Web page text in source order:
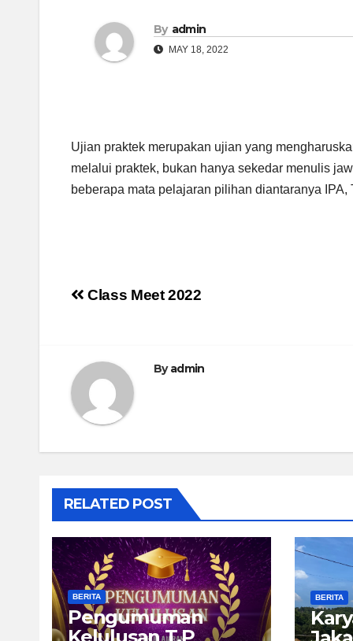
By admin
MAY 18, 2022
Ujian praktek merupakan ujian yang
melalui praktek, bukan hanya sekedar menulis
beberapa mata pelajaran pilihan diantaranya
Post
Class Meet 2022
Byadmin
RELATED POST
BERITA
Pengumuman
BERITA